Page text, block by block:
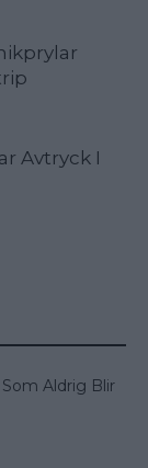
Avtryck I
Aldrig Blir